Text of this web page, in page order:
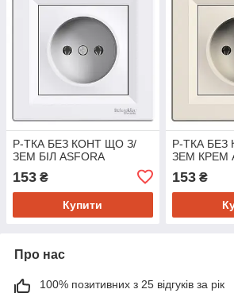
Р-ТКА БЕЗ КОНТ ЩО З/
ЗЕМ БІЛ ASFORA
153 ₴
Купити
Р-ТКА
ЗЕМ КРЕМ
153₴
Про нас
100% позитивних з 25 відгуків за рік